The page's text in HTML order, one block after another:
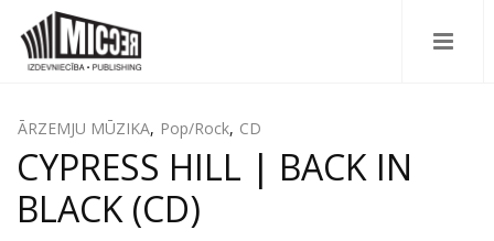
ĀRZEMJU MŪZIKA, Pop/Rock, CD
CYPRESS HILL | BACK IN
BLACK (CD)